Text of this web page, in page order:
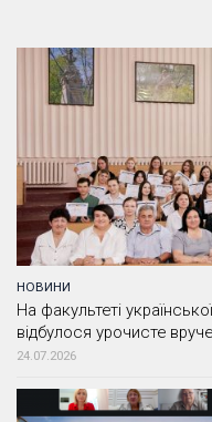
НОВИНИ
На факультеті
відбулося урочисте
24.07.2026